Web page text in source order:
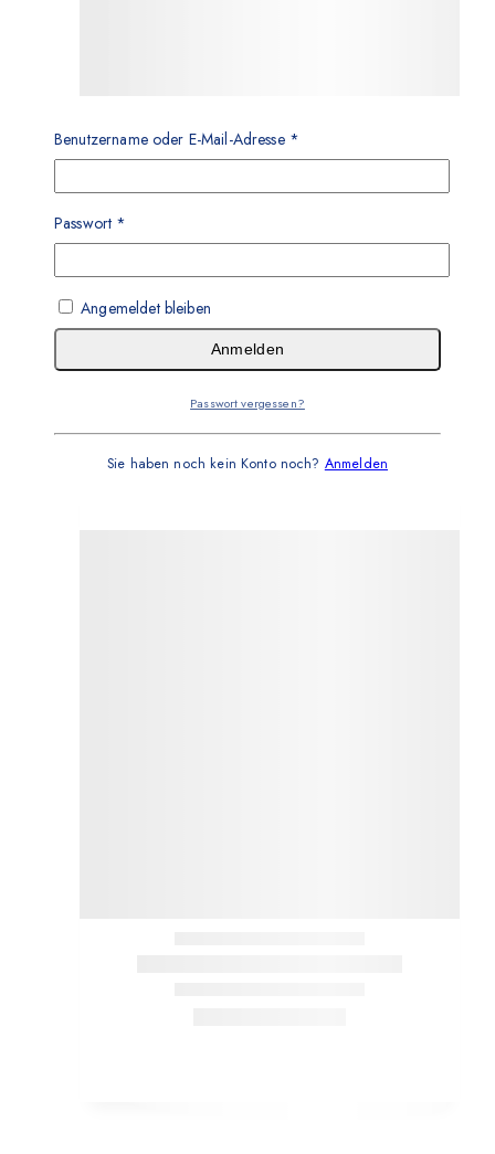
Benutzername oder E-Mail-Adresse *
Passwort *
Angemeldet bleiben
Anmelden
Passwort vergessen?
Sie haben noch kein Konto noch? Anmelden